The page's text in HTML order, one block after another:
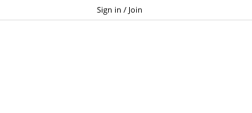
Sign in / Join